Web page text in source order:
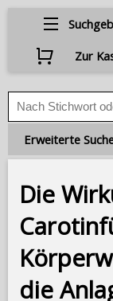
Zur
Erweiterte
Die
die